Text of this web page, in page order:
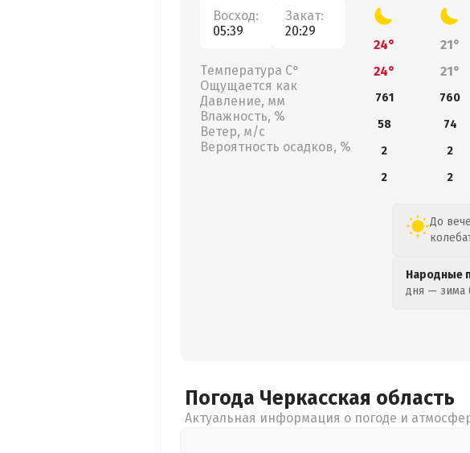
Восход:
05:39
Закат:
20:29
Температура С°
Ощущается как
Давление, мм
Влажность, %
Ветер, м/с
Вероятность осадков, %
24° 21°
24°
21°
761 760
58
74
2
2
2
2
До
Народные
дня — зима
Погода Черкасская область
Актуальная информация о погоде и